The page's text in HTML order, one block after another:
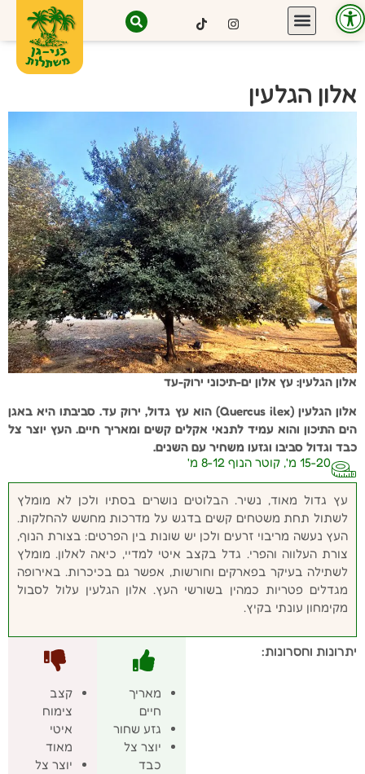
אלון הגלעין
אלון הגלעין: עץ אלון ים-תיכוני ירוק-עד
אלון הגלעין (Quercus ilex) הוא עץ גדול, ירוק עד. סביבתו היא באגן
הים התיכון והוא עמיד לתנאי אקלים קשים ומאריך חיים. העץ יוצר צל
כבד וגדול סביבו וגזעו משחיר עם השנים.
15-20 מ', קוטר הנוף 8-12 מ'
עץ גדול מאוד, נשיר. הבלוטים נושרים בסתיו ולכן לא מומלץ
לשתול תחת משטחים קשים בדגש על מדרכות מחשש להחלקות.
העץ נעשה מריבוי זרעים ולכן יש שונות בין הפרטים: בצורת הנוף,
צורת העלווה והפרי. גדל בקצב איטי למדיי, כיאה לאלון. מומלץ
לשתילה בעיקר בפארקים וחורשות, אפשר גם בכיכרות. באירופה
מגדלים פטריות כמהין בשורשי העץ. אלון הגלעין עלול לסבול
מקימחון עונתי בקיץ.
יתרונות וחסרונות:
מאריך
חיים
גזע שחור
יוצר צל
כבד
קצב
צימוח
איטי
מאוד
יוצר צל